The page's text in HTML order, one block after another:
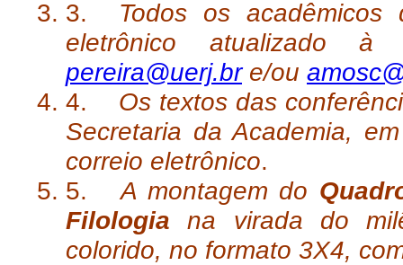
3. Todos os
eletrônico atualizado à
pereira@uerj.bre/ou
4. Os textos das
Secretaria da Academia,
correio eletrônico.
5.A montagem do
Filologia na virada do
colorido, no formato 3X4,